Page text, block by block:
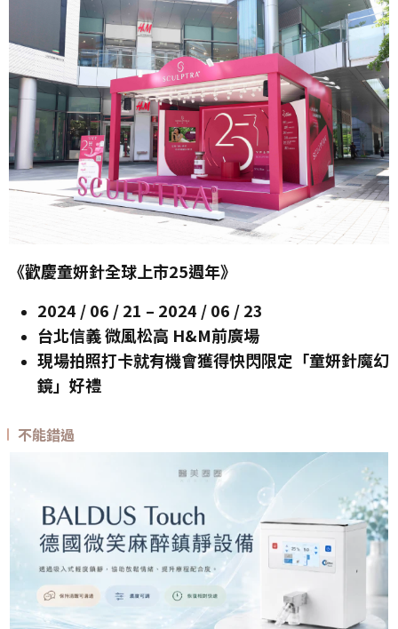
《歡慶童妍針全球上市25週年》
2024 / 06 / 21 – 2024 / 06 / 23
台北信義 微風松高 H&M前廣場
現場拍照打卡就有機會獲得快閃限定「童妍針魔幻
鏡」好禮
不能錯過